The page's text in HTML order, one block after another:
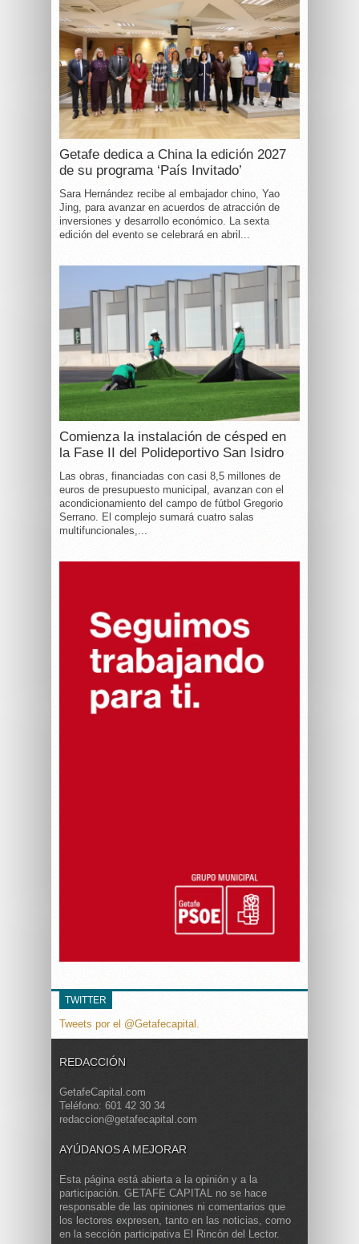
Getafe dedica a China la edición 2027
de su programa ‘País Invitado’
Sara Hernández recibe al embajador chino, Yao
Jing, para avanzar en acuerdos de atracción de
inversiones y desarrollo económico. La sexta
edición del evento se celebrará en abril...
Comienza la instalación de césped en
la Fase II del Polideportivo San Isidro
Las obras, financiadas con casi 8,5 millones de
euros de presupuesto municipal, avanzan con el
acondicionamiento del campo de fútbol Gregorio
Serrano. El complejo sumará cuatro salas
multifuncionales,...
TWITTER
Tweets por el @Getafecapital.
REDACCIÓN
GetafeCapital.com
Teléfono: 601 42 30 34
redaccion@getafecapital.com
AYÚDANOS A MEJORAR
Esta página está abierta a la opinión y a la
participación. GETAFE CAPITAL no se hace
responsable de las opiniones ni comentarios que
los lectores expresen, tanto en las noticias, como
en la sección participativa El Rincón del Lector.